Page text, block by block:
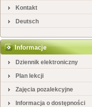
Kontakt
Deutsch
Informacje
Dziennik elektroniczny
Plan lekcji
Zajęcia pozalekcyjne
Informacja o dostępności